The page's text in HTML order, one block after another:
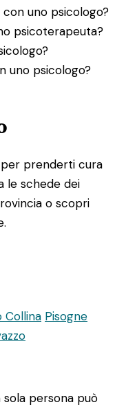
uno psicologo?
psicoterapeuta?
uno psicologo?
prenderti cura
le schede dei
o scopri
Collina Pisogne
sola persona può